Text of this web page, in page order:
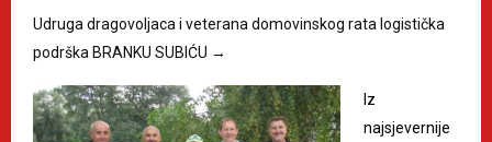
Udruga dragovoljaca i veterana domovinskog rata logistička
podrška BRANKU SUBIĆU →
Iz
najsjevernije